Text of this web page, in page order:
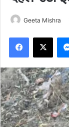
Geeta Mishra
Facebook
X